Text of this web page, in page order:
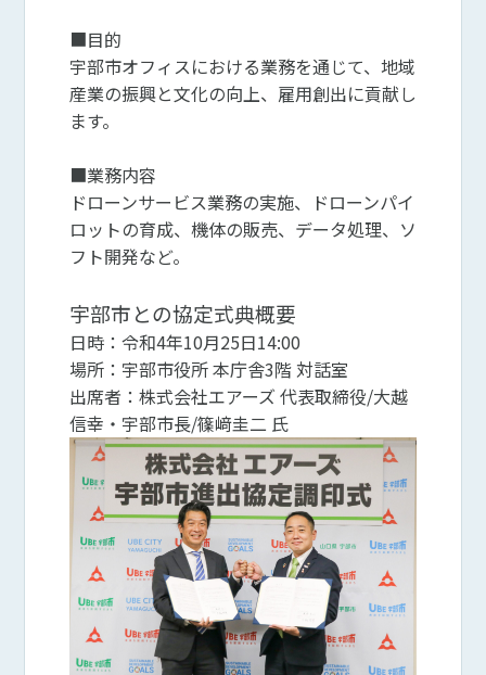
■目的
宇部市オフィスにおける業務を通じて、地域
産業の振興と文化の向上、雇用創出に貢献し
ます。
■業務内容
ドローンサービス業務の実施、ドローンパイ
ロットの育成、機体の販売、データ処理、ソ
フト開発など。
宇部市との協定式典概要
日時：令和4年10月25日14:00
場所：宇部市役所 本庁舎3階 対話室
出席者：株式会社エアーズ 代表取締役/大越
信幸・宇部市長/篠﨑圭二 氏